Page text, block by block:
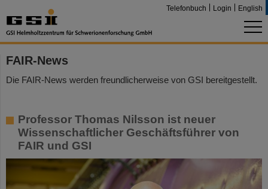
Telefonbuch Login English
FAIR-News
Die FAIR-News werden freundlicherweise von GSI bereitgestellt.
Professor Thomas Nilsson ist neuer
Wissenschaftlicher Geschäftsführer von
FAIR und GSI